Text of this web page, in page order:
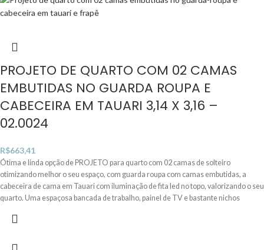
PROJETO DE QUARTO COM 02 CAMAS
EMBUTIDAS NO GUARDA ROUPA E
CABECEIRA EM TAUARI 3,14 X 3,16 –
02.0024
R$663,41
Ótima e linda opção de PROJETO para quarto com 02 camas de solteiro
otimizando melhor o seu espaço, com guarda roupa com camas embutidas, a
cabeceira de cama em Tauari com iluminação de fita led no topo, valorizando o seu
quarto. Uma espaçosa bancada de trabalho, painel de TV e bastante nichos